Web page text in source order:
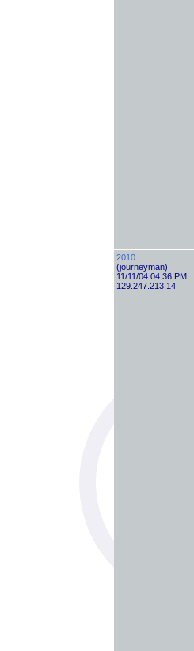
2010
(journeyman)
11/11/04 04:36 PM
129.247.213.14